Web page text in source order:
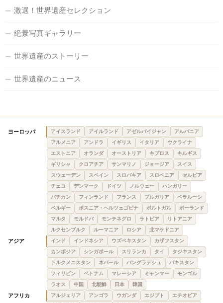
激選！世界遺産セレクション
絶景写真ギャラリー
世界遺産のストーリー
世界遺産のニュース
ヨーロッパ アイスランド アイルランド アゼルバイジャン
アルバニア
アルメニア
アンドラ イギリス イタリア
ウクライナ
エストニア
オランダ オーストリア キプロス
キルギス
ギリシャ
クロアチア サンマリノ ジョージア
スイス
スウェーデン
スペイン スロバキア スロベニア
セルビア
チェコ
デンマーク ドイツ ノルウェー
ハンガリー
バチカン
フィンランド フランス ブルガリア
ベラルーシ
ベルギー
ボスニア・ヘルツェゴビナ ポルトガル
ポーランド
マルタ
モルドバ モンテネグロ ラトビア
リトアニア
ルクセンブルク
ルーマニア ロシア 北マケドニア
アジア インド インドネシア ウズベキスタン
カザフスタン
カンボジア
シンガポール スリランカ タイ
タジキスタン
トルクメニスタン
ネパール バングラデシュ
パキスタン
フィリピン
ベトナム マレーシア ミャンマー
モンゴル
ラオス
中国 北朝鮮 日本 韓国
アフリカ アルジェリア アンゴラ ウガンダ エジプト
エチオピア